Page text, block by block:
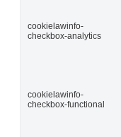
cookielawinfo-
checkbox-analytics
cookielawinfo-
checkbox-functional